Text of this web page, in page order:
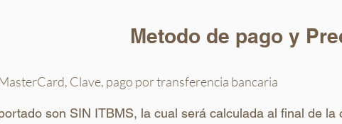
Metodo de pago y
MasterCard, Clave, pago por transferencia bancaria
son SIN ITBMS, la cual será calculada al final de la